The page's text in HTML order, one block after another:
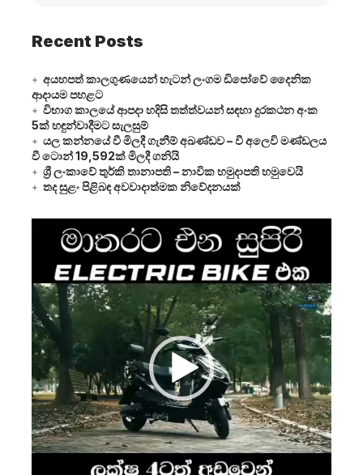
Recent Posts
අයහපත් කාලගුණයෙන් හැටන් ලංගම ඩිපෝවේ දෛනික
ආදායම පහළට
විභාග කාලයේ ආපදා හදිසි තත්ත්වයන් සඳහා දුරකථන අංක
5ක් හඳුන්වාදීමට සැලසුම්
යල කන්නයේ වී මිලදී ගැනීම් අඛණ්ඩව – වී අලෙවි මණ්ඩලය
වී ටොන් 19,592ක් මිලදී ගනියි
ශ්‍රී ලංකාවේ තුර්කි තානාපති – නාවික හමුදාපති හමුවෙයි
තද සුළං පිළිබඳ අවවාදාත්මක නිවේදනයක්
Player